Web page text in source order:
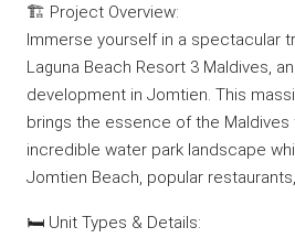
🏗️ Project Overview:
Immerse yourself in a spectacular
Laguna Beach Resort 3 Maldives,
development in Jomtien. This
brings the essence of the Maldives
incredible water park landscape
Jomtien Beach, popular
🛏️ Unit Types & Details: